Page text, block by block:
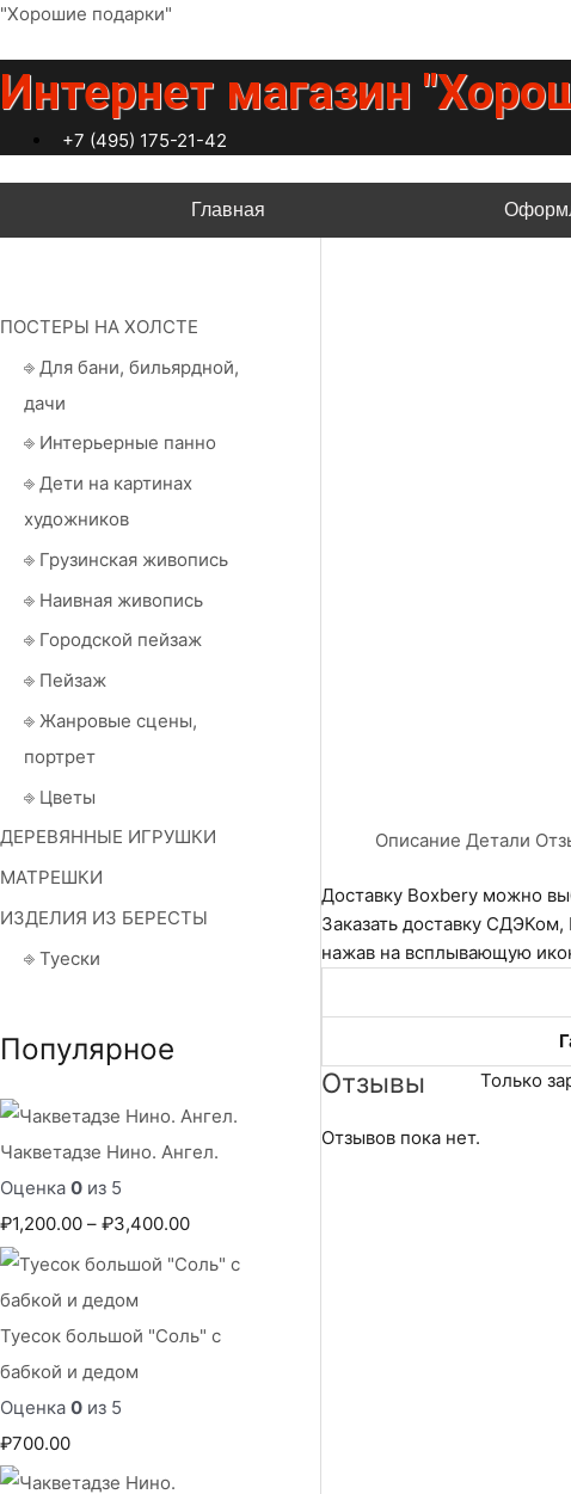
Перейти
содержимому
"Хорошие подарки"
Интернет магазин
+7 (495) 175-21-42
Главная
ПОСТЕРЫ НА ХОЛСТЕ
⎆ Для бани, бильярдной,
дачи
⎆ Интерьерные панно
⎆ Дети на картинах
художников
⎆ Грузинская живопись
⎆ Наивная живопись
⎆ Городской пейзаж
⎆ Пейзаж
⎆ Жанровые сцены,
портрет
⎆ Цветы
ДЕРЕВЯННЫЕ ИГРУШКИ
МАТРЕШКИ
ИЗДЕЛИЯ ИЗ БЕРЕСТЫ
⎆ Туески
Популярное
Чакветадзе Нино. Ангел.
Оценка 0 из 5
₽1,200.00 – ₽3,400.00Д
и
п
Туесок большой "Соль" с
бабкой и дедом
Оценка 0 из 5
₽700.00
Описание Детали
Доставку Boxbery можно
Заказать доставку
нажав на всплывающую
Отзывы
Отзывов пока нет.
Только